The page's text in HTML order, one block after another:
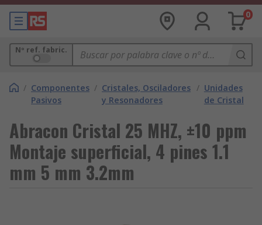
0
Nº ref. fabric.
/ Componentes
Pasivos
/ Cristales, Osciladores
y Resonadores
/ Unidades
de Cristal
Abracon Cristal 25 MHZ, ±10 ppm
Montaje superficial, 4 pines 1.1
mm 5 mm 3.2mm